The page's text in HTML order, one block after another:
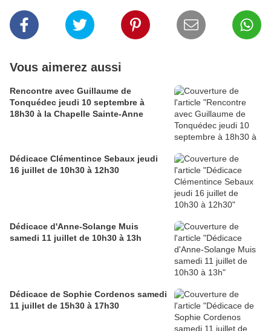
Vous aimerez aussi
Rencontre avec Guillaume de
Tonquédec jeudi 10 septembre à
18h30 à la Chapelle Sainte-Anne
Dédicace Clémentince Sebaux jeudi
16 juillet de 10h30 à 12h30
Dédicace d'Anne-Solange Muis
samedi 11 juillet de 10h30 à 13h
Dédicace de Sophie Cordenos samedi
11 juillet de 15h30 à 17h30